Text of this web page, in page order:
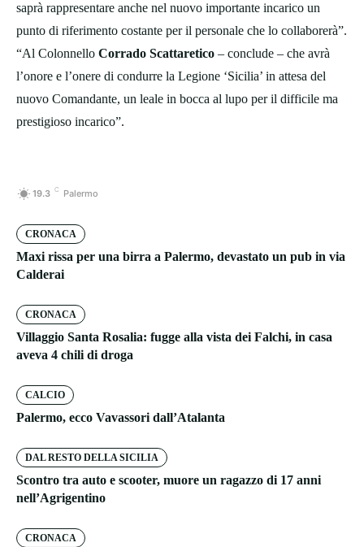
saprà rappresentare anche nel nuovo importante incarico un
punto di riferimento costante per il personale che lo collaborerà”.
“Al Colonnello Corrado Scattaretico – conclude – che avrà
l’onore e l’onere di condurre la Legione ‘Sicilia’ in attesa del
nuovo Comandante, un leale in bocca al lupo per il difficile ma
prestigioso incarico”.
19.3 C Palermo
CRONACA
Maxi rissa per una birra a Palermo, devastato un pub in via
Calderai
CRONACA
Villaggio Santa Rosalia: fugge alla vista dei Falchi, in casa
aveva 4 chili di droga
CALCIO
Palermo, ecco Vavassori dall’Atalanta
DAL RESTO DELLA SICILIA
Scontro tra auto e scooter, muore un ragazzo di 17 anni
nell’Agrigentino
CRONACA